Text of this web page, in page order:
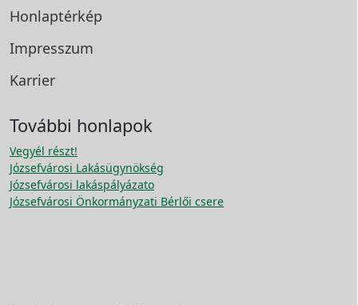
Honlaptérkép
Impresszum
Karrier
További honlapok
Vegyél részt!
Józsefvárosi Lakásügynökség
Józsefvárosi lakáspályázato
Józsefvárosi Önkormányzati Bérlői csere